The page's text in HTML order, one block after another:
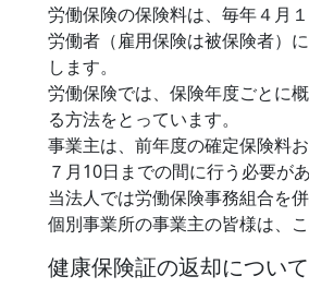
労働保険の保険料は、毎年４月
労働者（雇用保険は被保険者）
します。
労働保険では、保険年度ごとに
る方法をとっています。
事業主は、前年度の確定保険料
７月10日までの間に行う必要があ
当法人では労働保険事務組合を
個別事業所の事業主の皆様は、
健康保険証の返却について